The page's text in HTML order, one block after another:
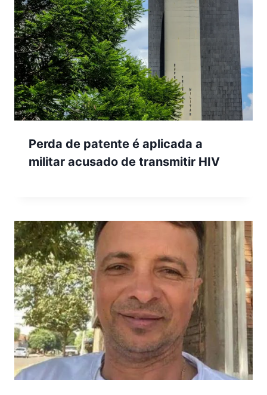
Perda de patente é aplicada a
militar acusado de transmitir HIV